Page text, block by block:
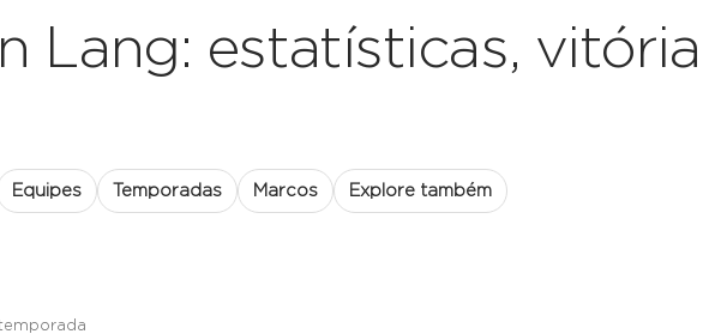
Lang: estatísticas,
Equipes Temporadas Marcos Explore também